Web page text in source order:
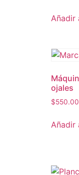
Añadir
ojales
$550.00
Añadir